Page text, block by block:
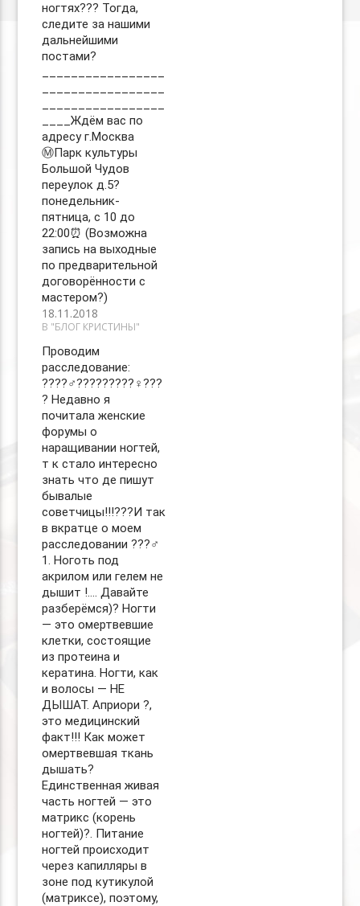
ногтях??? Тогда,
следите за нашими
дальнейшими
постами?
____Ждём вас по
адресу г.Москва
Ⓜ️Парк культуры
Большой Чудов
переулок д.5?
понедельник-
пятница, с 10 до
22:00⏰ (Возможна
запись на выходные
по предварительной
договорённости с
мастером?)
18.11.2018
В "БЛОГ КРИСТИНЫ"
Проводим
расследование:
????‍♂️?????????‍♀️??‍?
? Недавно я
почитала женские
форумы о
наращивании ногтей,
т к стало интересно
знать что де пишут
бывалые
советчицы!!!???И так
в вкратце о моем
расследовании ???‍♂️
1. Ноготь под
акрилом или гелем не
дышит !…. Давайте
разберёмся)? Ногти
— это омертвевшие
клетки, состоящие
из протеина и
кератина. Ногти, как
и волосы — НЕ
ДЫШАТ. Априори ?,
это медицинский
факт!!! Как может
омертвевшая ткань
дышать?
Единственная живая
часть ногтей — это
матрикс (корень
ногтей)?. Питание
ногтей происходит
через капилляры в
зоне под кутикулой
(матриксе), поэтому,